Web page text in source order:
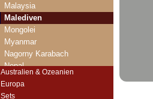
Malaysia
Malediven
Mongolei
Myanmar
Nagorny Karabach
Nepal
Nordkorea
Australien & Ozeanien
Europa
Sets